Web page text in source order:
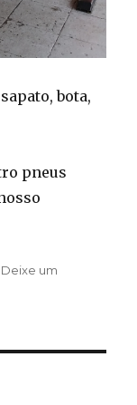
bota,
pneus
Deixe um